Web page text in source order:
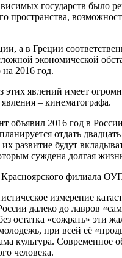
государств было
пространства,
а в Греции
экономической
2016 год.
этих явлений имеет
– кинематографа.
объявил 2016 год в
отдать
развитие будут
суждена долгая
Красноярского филиала
измерение
далеко до лавров
остатка «сожрать» эти
при всей её
культура.
человека.